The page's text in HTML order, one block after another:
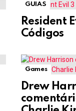
GUIAS
Resident
Códigos
Games
Drew